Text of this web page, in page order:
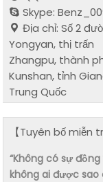
Skype:
Địa chỉ: Số 2
Yongyan, thị trấn
Zhangpu, thành
Kunshan, tỉnh
Trung Quốc
【Tuyên bố miễn
“Không có sự
không ai được sao